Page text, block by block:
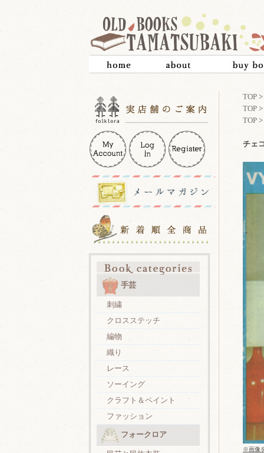
手芸
刺繍
クロスステッチ
編物
織り
レース
ソーイング
クラフト＆ペイント
ファッション
フォークロア
TOP >
TOP >
TOP >
チェ
※画像